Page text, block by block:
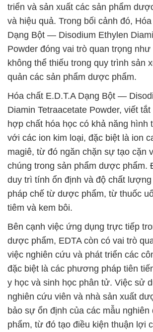
triển và sản xuất các sản phẩm
và hiệu quả. Trong bối cảnh đó,
Dạng Bột — Disodium Ethylen
Powder đóng vai trò quan trọng như
không thể thiếu trong quy trình sản
quản các sản phẩm dược phẩm.
Hóa chất E.D.T.A Dạng Bột —
Diamin Tetraacetate Powder, viết
hợp chất hóa học có khả năng hình
với các ion kim loại, đặc biệt là ion
magiê, từ đó ngăn chặn sự tạo cặn
chúng trong sản phẩm dược phẩm.
duy trì tính ổn định và độ chất
pháp chế từ dược phẩm, từ thuốc
tiêm và kem bôi.
Bên cạnh việc ứng dụng trực tiếp
dược phẩm, EDTA còn có vai trò
việc nghiên cứu và phát triển các
đặc biệt là các phương pháp tiên
y học và sinh học phân tử. Việc sử
nghiên cứu viên và nhà sản xuất
bảo sự ổn định của các mẫu nghiên
phẩm, từ đó tạo điều kiện thuận lợi